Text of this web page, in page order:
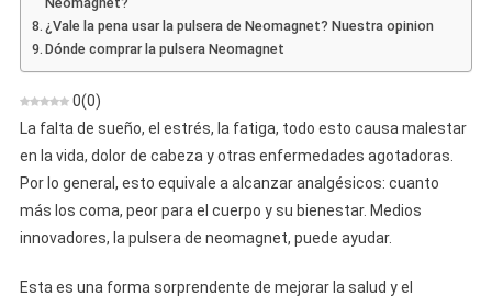
¿Vale la pena usar la pulsera de Neomagnet? Nuestra opinion
Dónde comprar la pulsera Neomagnet
0(0)
La falta de sueño, el estrés, la fatiga, todo esto causa malestar
en la vida, dolor de cabeza y otras enfermedades agotadoras.
Por lo general, esto equivale a alcanzar analgésicos: cuanto
más los coma, peor para el cuerpo y su bienestar. Medios
innovadores, la pulsera de neomagnet, puede ayudar.
Esta es una forma sorprendente de mejorar la salud y el